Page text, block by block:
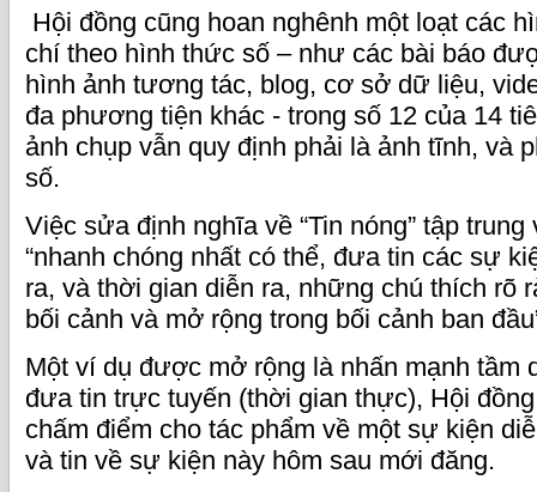
Hội đồng cũng hoan nghênh một loạt các
chí theo hình thức số – như các bài báo
hình ảnh tương tác, blog, cơ sở dữ liệu,
đa phương tiện khác - trong số 12 của 14
ảnh chụp vẫn quy định phải là ảnh tĩnh, và
số.
Việc sửa định nghĩa về “Tin nóng” tập
“nhanh chóng nhất có thể, đưa tin các sự
ra, và thời gian diễn ra, những chú thích rõ
bối cảnh và mở rộng trong bối cảnh ban
Một ví dụ được mở rộng là nhấn mạnh tầm
đưa tin trực tuyến (thời gian thực), Hội
chấm điểm cho tác phẩm về một sự kiện
và tin về sự kiện này hôm sau mới đăng.